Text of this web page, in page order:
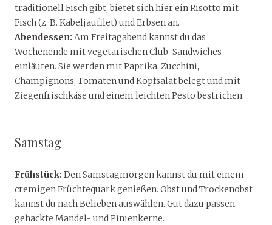
traditionell Fisch gibt, bietet sich hier ein Risotto mit
Fisch (z. B. Kabeljaufilet) und Erbsen an.
Abendessen: Am Freitagabend kannst du das
Wochenende mit vegetarischen Club-Sandwiches
einläuten. Sie werden mit Paprika, Zucchini,
Champignons, Tomaten und Kopfsalat belegt und mit
Ziegenfrischkäse und einem leichten Pesto bestrichen.
Samstag
Frühstück: Den Samstagmorgen kannst du mit einem
cremigen Früchtequark genießen. Obst und Trockenobst
kannst du nach Belieben auswählen. Gut dazu passen
gehackte Mandel- und Pinienkerne.